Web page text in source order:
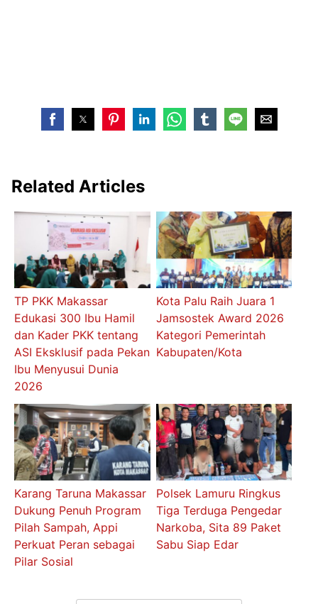
Related Articles
TP PKK Makassar
Edukasi 300 Ibu Hamil
dan Kader PKK tentang
ASI Eksklusif pada Pekan
Ibu Menyusui Dunia
2026
Kota Palu Raih Juara 1
Jamsostek Award 2026
Kategori Pemerintah
Kabupaten/Kota
Karang Taruna Makassar
Dukung Penuh Program
Pilah Sampah, Appi
Perkuat Peran sebagai
Pilar Sosial
Polsek Lamuru Ringkus
Tiga Terduga Pengedar
Narkoba, Sita 89 Paket
Sabu Siap Edar